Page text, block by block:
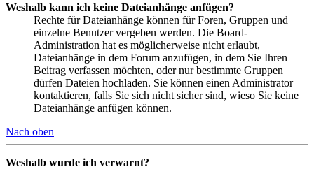
Weshalb kann ich keine Dateianhänge anfügen?
Rechte für Dateianhänge können für Foren, Gruppen und
einzelne Benutzer vergeben werden. Die Board-
Administration hat es möglicherweise nicht erlaubt,
Dateianhänge in dem Forum anzufügen, in dem Sie Ihren
Beitrag verfassen möchten, oder nur bestimmte Gruppen
dürfen Dateien hochladen. Sie können einen Administrator
kontaktieren, falls Sie sich nicht sicher sind, wieso Sie keine
Dateianhänge anfügen können.
Nach oben
Weshalb wurde ich verwarnt?